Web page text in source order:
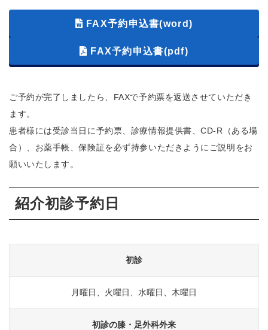
FAX予約申込書(word)
FAX予約申込書(pdf)
ご予約が完了しましたら、FAXで予約票を返送させていただき
ます。
患者様には受診当日に予約票、診療情報提供書、CD-R（ある場
合）、お薬手帳、保険証を必ず持参いただきようにご説明をお
願いいたします。
紹介初診予約日
初診
月曜日、火曜日、水曜日、木曜日
初診の膝・足外科外来